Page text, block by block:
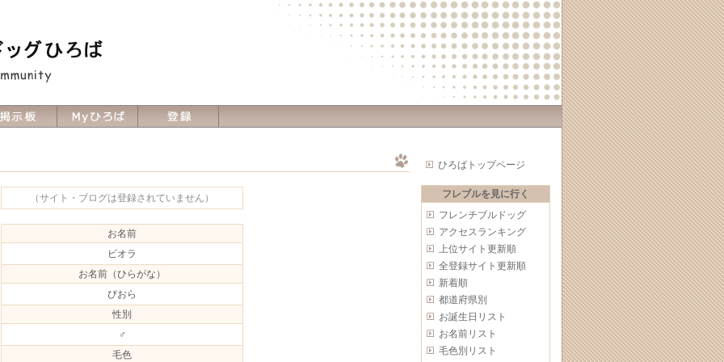
ひろばトップページ
フレブルを見に行く
フレンチブルドッグ
アクセスランキング
上位サイト更新順
全登録サイト更新順
新着順
都道府県別
お誕生日リスト
お名前リスト
毛色別リスト
（サイト・ブログは登録されていません）
お名前
ビオラ
お名前（ひらがな）
びおら
性別
♂
毛色